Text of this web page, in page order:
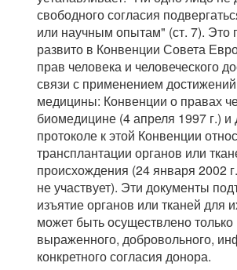
свободного согласия
или научным опытам" (ст. 7). Это
развито в Конвенции Совета
прав человека и человеческого
связи с применением
медицины: Конвенции о правах
биомедицине (4 апреля 1997 г.)
протоколе к этой Конвенции
трансплантации органов или
происхождения (24 января 2002
не участвует). Эти документы
изъятие органов или тканей для
может быть осуществлено
выраженного, добровольного,
конкретного согласия донора.